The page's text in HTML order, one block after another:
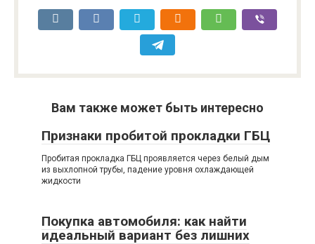
Вам также может быть интересно
Признаки пробитой прокладки ГБЦ
Пробитая прокладка ГБЦ проявляется через белый дым
из выхлопной трубы, падение уровня охлаждающей
жидкости
Покупка автомобиля: как найти
идеальный вариант без лишних